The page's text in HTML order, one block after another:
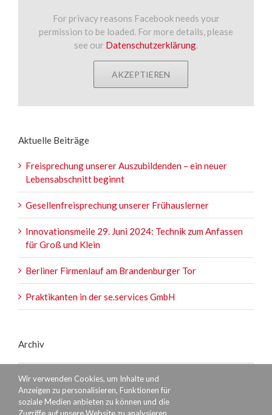
For privacy reasons Facebook needs your
permission to be loaded. For more details, please
see our Datenschutzerklärung.
AKZEPTIEREN
Aktuelle Beiträge
Freisprechung unserer Auszubildenden – ein neuer
Lebensabschnitt beginnt
Gesellenfreisprechung unserer Frühauslerner
Innovationsmeile 29. Juni 2024: Technik zum Anfassen
für Groß und Klein
Berliner Firmenlauf am Brandenburger Tor
Praktikanten in der se.services GmbH
Archiv
Wir verwenden Cookies, um Inhalte und
Anzeigen zu personalisieren, Funktionen für
soziale Medien anbieten zu können und die